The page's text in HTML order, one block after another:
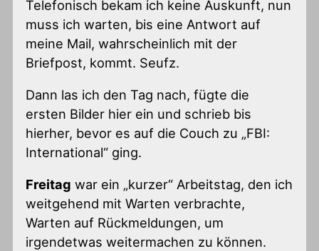
Telefonisch bekam ich keine Auskunft, nun
muss ich warten, bis eine Antwort auf
meine Mail, wahrscheinlich mit der
Briefpost, kommt. Seufz.
Dann las ich den Tag nach, fügte die
ersten Bilder hier ein und schrieb bis
hierher, bevor es auf die Couch zu „FBI:
International“ ging.
Freitag war ein „kurzer“ Arbeitstag, den ich
weitgehend mit Warten verbrachte,
Warten auf Rückmeldungen, um
irgendetwas weitermachen zu können.